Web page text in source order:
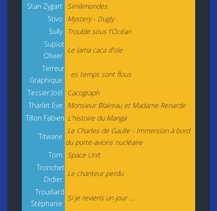
Stan Zygart Similimondes
Stivo
Mystery - Dugly
Sully Trouble sous l'Océan
Supiot
Olivier
Le lama caca d'oie
Terreur
Graphique
es temps sont flous
Tessier Joël
Cacograph
Tharlet Eve
Monsieur Blaireau et Madame Renarde
Tillon Fabien L'histoire du Manga
Titwane
Le Charles de Gaulle - Immersion à bord
du porte-avions nucléaire
Tom
Space Unit
Tronchet
Didier
Le chanteur perdu
Trouillard
Stéphanie
Si je reviens un jour ...